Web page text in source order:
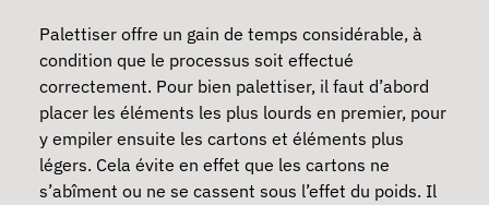
Palettiser offre un gain de temps considérable, à
condition que le processus soit effectué
correctement. Pour bien palettiser, il faut d’abord
placer les éléments les plus lourds en premier, pour
y empiler ensuite les cartons et éléments plus
légers. Cela évite en effet que les cartons ne
s’abîment ou ne se cassent sous l’effet du poids. Il